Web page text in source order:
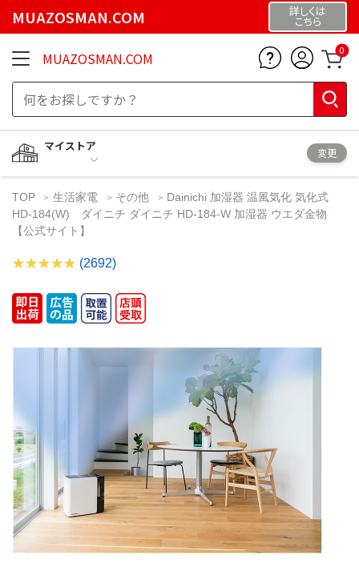
MUAZOSMAN.COM 詳しくは
こちら
MUAZOSMAN.COM 0
マイストア
変更
TOP 生活家電 その他
Dainichi 加湿器 温風気化 気化式
HD-184(W) ダイニチ ダイニチ HD-184-W 加湿器 ウエダ金物
【公式サイト】
(2692)